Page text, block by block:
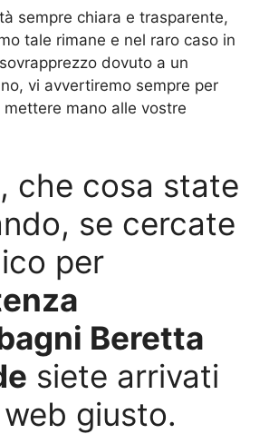
sempre chiara e trasparente,
tale rimane e nel raro caso in
dovuto a un
vi avvertiremo sempre per
mano alle vostre
che cosa state
se cercate
per
Beretta
siete arrivati
giusto.